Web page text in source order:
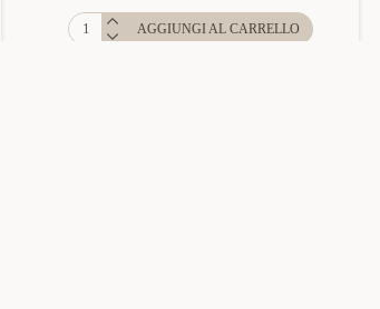
AGGIUNGI AL CARRELLO